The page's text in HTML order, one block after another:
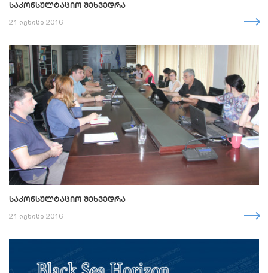
ᲡᲐᲙᲝᲜᲡᲣᲚᲢᲐᲪᲘᲝ ᲨᲔᲮᲕᲔᲓᲠᲐ
21 ივნისი 2016
ᲡᲐᲙᲝᲜᲡᲣᲚᲢᲐᲪᲘᲝ ᲨᲔᲮᲕᲔᲓᲠᲐ
21 ივნისი 2016